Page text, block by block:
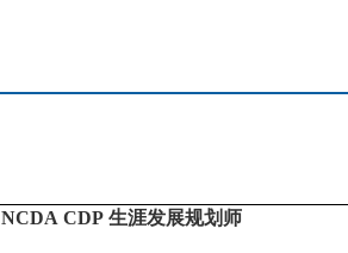
NCDA CDP 生涯发展规划师